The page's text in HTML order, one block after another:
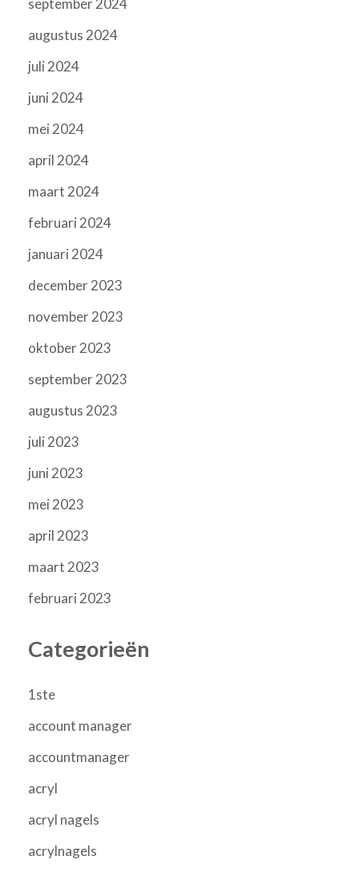
september 2024
augustus 2024
juli 2024
juni 2024
mei 2024
april 2024
maart 2024
februari 2024
januari 2024
december 2023
november 2023
oktober 2023
september 2023
augustus 2023
juli 2023
juni 2023
mei 2023
april 2023
maart 2023
februari 2023
Categorieën
1ste
account manager
accountmanager
acryl
acryl nagels
acrylnagels